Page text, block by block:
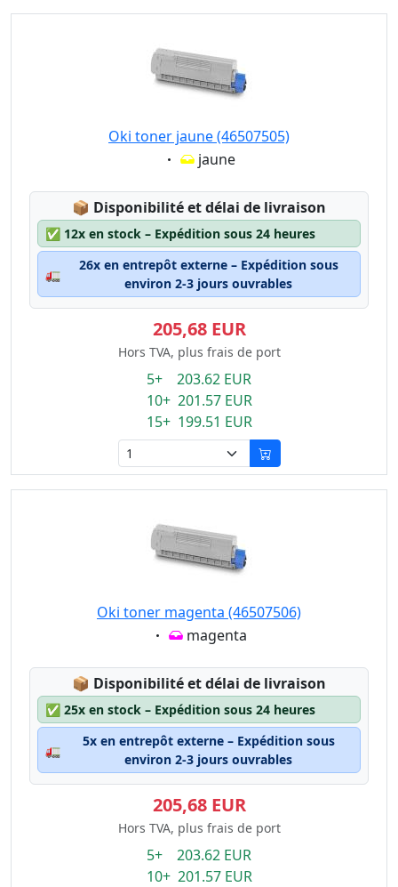
Oki toner jaune (46507505)
Eigenschaft:
jaune
📦 Lagerstatus:
Disponibilité et délai de livraison
✅ 12x en stock – Expédition sous 24 heures
🚛
26x en entrepôt externe – Expédition sous
environ 2-3 jours ouvrables
205,68 EUR
Hors TVA, plus frais de port
5+ 203.62 EUR
10+ 201.57 EUR
15+ 199.51 EUR
Oki toner magenta (46507506)
Eigenschaft:
magenta
📦 Lagerstatus:
Disponibilité et délai de livraison
✅ 25x en stock – Expédition sous 24 heures
🚛
5x en entrepôt externe – Expédition sous
environ 2-3 jours ouvrables
205,68 EUR
Hors TVA, plus frais de port
5+ 203.62 EUR
10+ 201.57 EUR